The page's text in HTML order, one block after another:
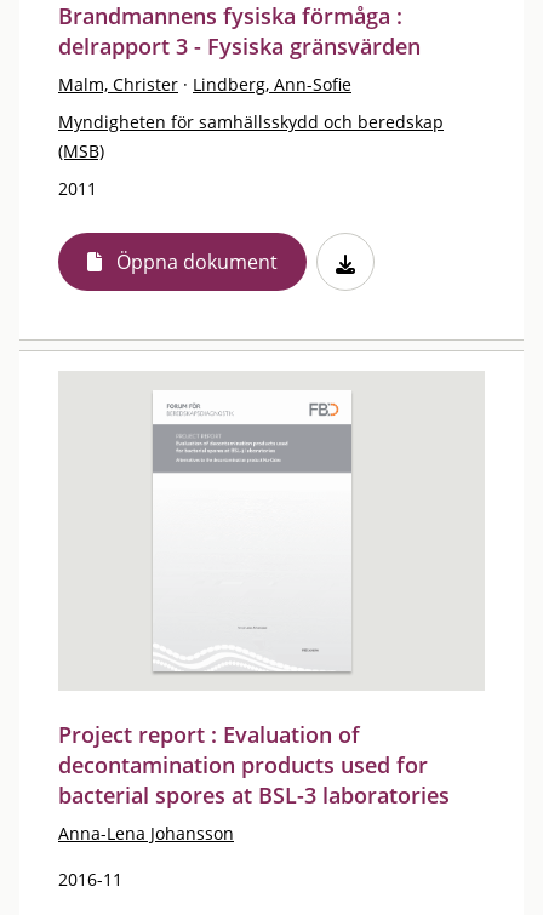
Brandmannens fysiska förmåga :
delrapport 3 - Fysiska gränsvärden
Malm, Christer · Lindberg, Ann-Sofie
Myndigheten för samhällsskydd och beredskap
(MSB)
2011
Öppna dokument
Project report : Evaluation of
decontamination products used for
bacterial spores at BSL-3 laboratories
Anna-Lena Johansson
2016-11